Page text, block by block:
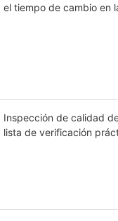
el tiempo de cambio en
Inspección de calidad
lista de verificación